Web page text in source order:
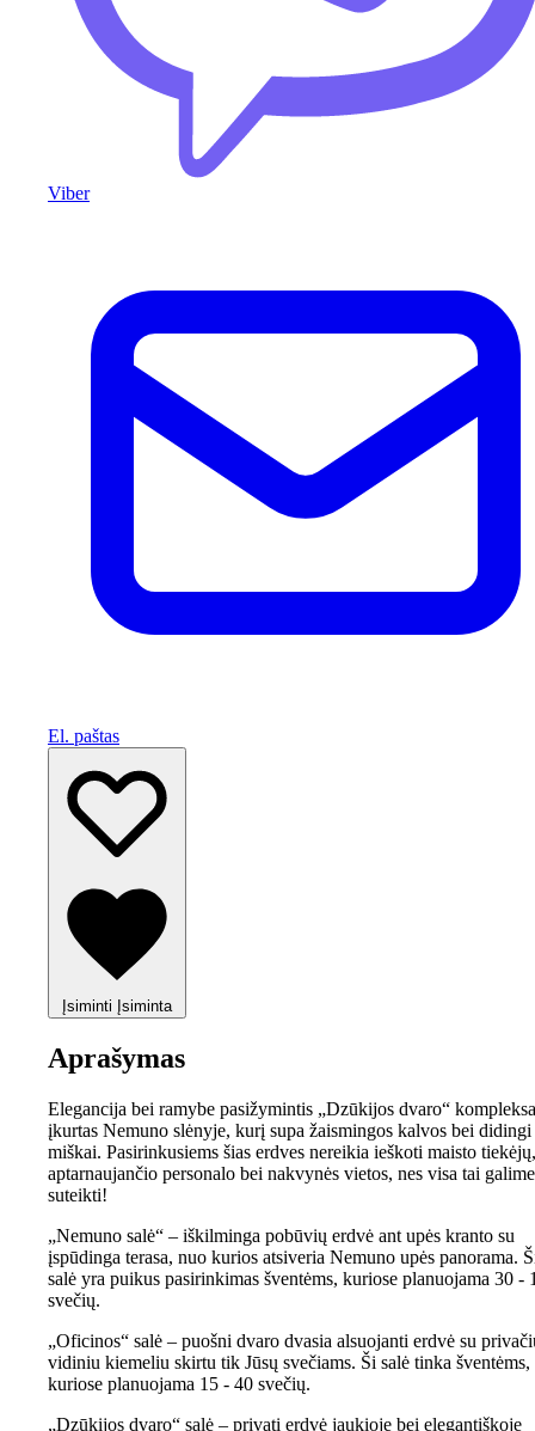
Viber
El. paštas
Įsiminti Įsiminta
Aprašymas
Elegancija bei ramybe pasižymintis „Dzūkijos dvaro“
įkurtas Nemuno slėnyje, kurį supa žaismingos kalvos bei didingi
miškai. Pasirinkusiems šias erdves nereikia ieškoti maisto tiekėjų,
aptarnaujančio personalo bei nakvynės vietos, nes visa tai galime
suteikti!
„Nemuno salė“ – iškilminga pobūvių erdvė ant upės kranto su
įspūdinga terasa, nuo kurios atsiveria Nemuno upės panorama.
salė yra puikus pasirinkimas šventėms, kuriose planuojama 30 -
svečių.
„Oficinos“ salė – puošni dvaro dvasia alsuojanti erdvė su
vidiniu kiemeliu skirtu tik Jūsų svečiams. Ši salė tinka šventėms,
kuriose planuojama 15 - 40 svečių.
„Dzūkijos dvaro“ salė – privati erdvė jaukioje bei elegantiškoje